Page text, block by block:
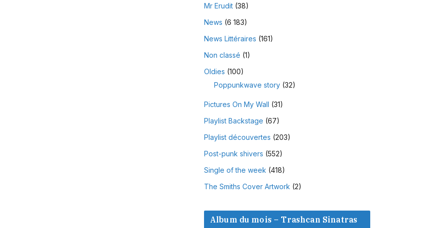
Mr Erudit(38)
News (6 183)
News Littéraires (161)
Non classé (1)
Oldies (100)
Poppunkwave story(32)
Pictures On My Wall (31)
Playlist Backstage (67)
Playlist découvertes (203)
Post-punk shivers (552)
Single of the week (418)
The Smiths Cover Artwork (2)
Album du mois – Trashcan Sinatras